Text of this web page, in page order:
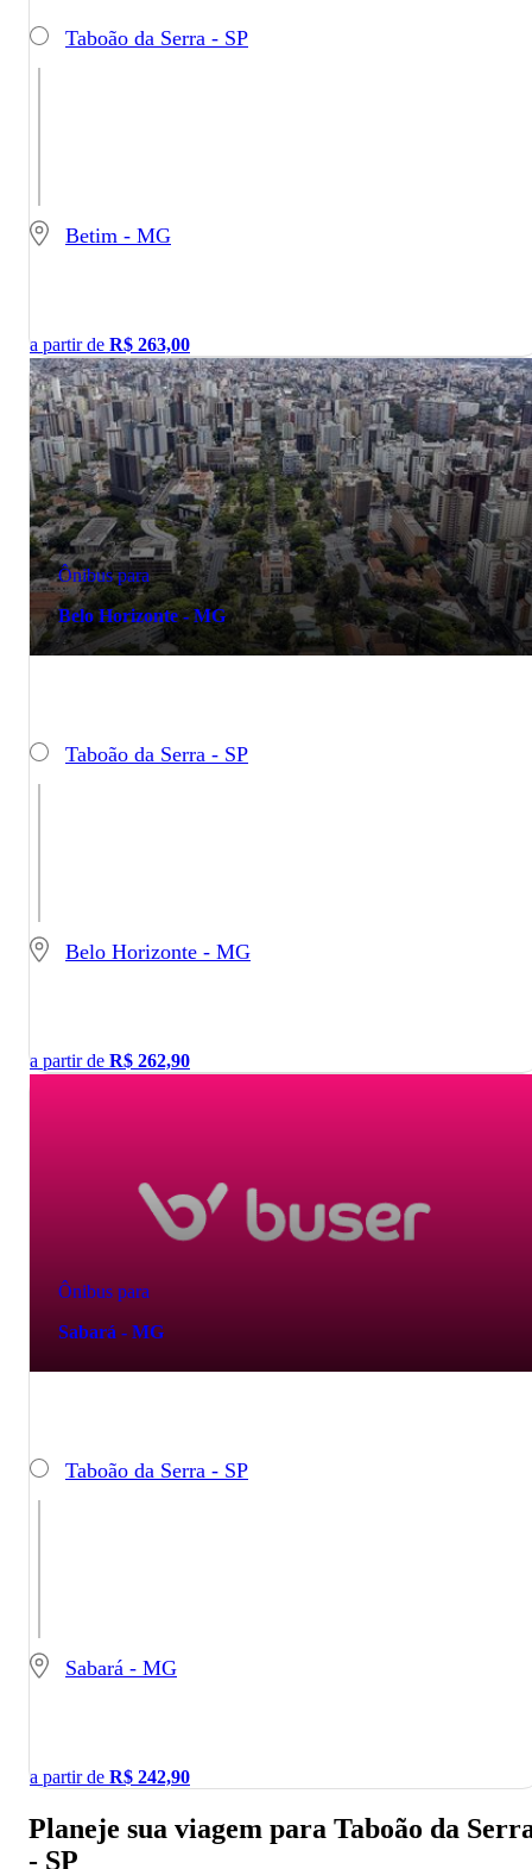
Taboão da Serra - SP
Betim - MG
a partir de R$ 263,00
Ônibus para
Belo Horizonte - MG
Taboão da Serra - SP
Belo Horizonte - MG
a partir de R$ 262,90
Ônibus para
Sabará - MG
Taboão da Serra - SP
Sabará - MG
a partir de R$ 242,90
Planeje sua viagem para Taboão da
- SP